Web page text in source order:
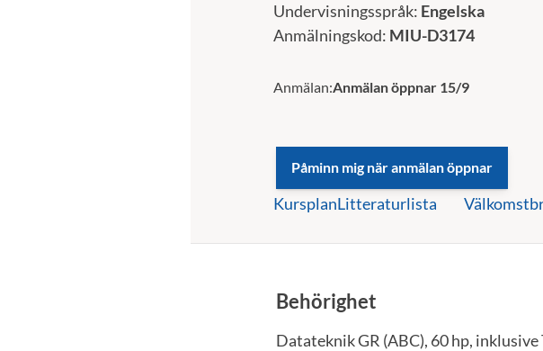
Undervisningsspråk: Engelska
Anmälningskod: MIU-D3174
Anmälan:Anmälan öppnar 15/9
KursplanLitteraturlista
Behörighet
Datateknik GR (ABC), 60 hp,